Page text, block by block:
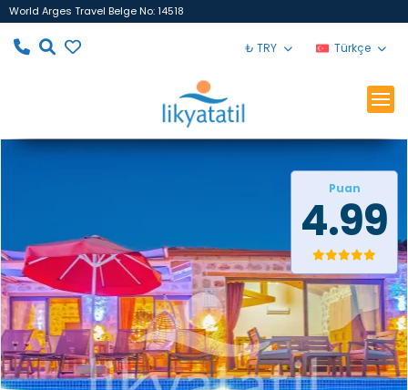
World Arges Travel Belge No: 14518
₺ TRY Türkçe
Puan
4.99